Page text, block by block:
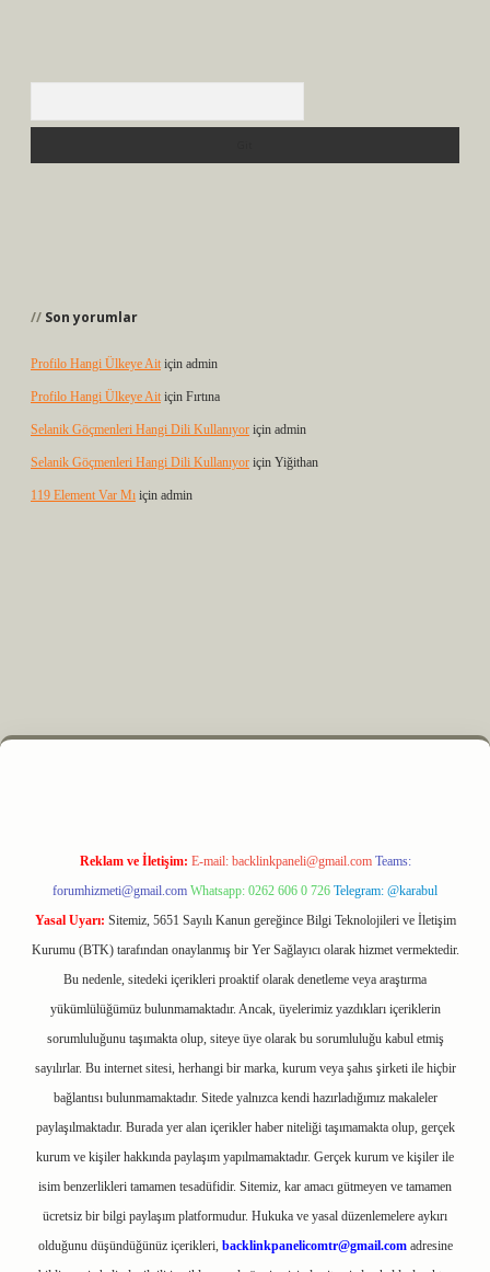
Son yorumlar
Profilo Hangi Ülkeye Ait için admin
Profilo Hangi Ülkeye Ait için Fırtına
Selanik Göçmenleri Hangi Dili Kullanıyor için admin
Selanik Göçmenleri Hangi Dili Kullanıyor için Yiğithan
119 Element Var Mı için admin
elexbet
Reklam ve İletişim: E-mail: backlinkpaneli@gmail.com Teams:
forumhizmeti@gmail.com Whatsapp: 0262 606 0 726 Telegram: @karabul
Yasal Uyarı: Sitemiz, 5651 Sayılı Kanun gereğince Bilgi Teknolojileri ve İletişim
Kurumu (BTK) tarafından onaylanmış bir Yer Sağlayıcı olarak hizmet vermektedir.
Bu nedenle, sitedeki içerikleri proaktif olarak denetleme veya araştırma
yükümlülüğümüz bulunmamaktadır. Ancak, üyelerimiz yazdıkları içeriklerin
sorumluluğunu taşımakta olup, siteye üye olarak bu sorumluluğu kabul etmiş
sayılırlar. Bu internet sitesi, herhangi bir marka, kurum veya şahıs şirketi ile hiçbir
bağlantısı bulunmamaktadır. Sitede yalnızca kendi hazırladığımız makaleler
paylaşılmaktadır. Burada yer alan içerikler haber niteliği taşımamakta olup, gerçek
kurum ve kişiler hakkında paylaşım yapılmamaktadır. Gerçek kurum ve kişiler ile
isim benzerlikleri tamamen tesadüfidir. Sitemiz, kar amacı gütmeyen ve tamamen
ücretsiz bir bilgi paylaşım platformudur. Hukuka ve yasal düzenlemelere aykırı
olduğunu düşündüğünüz içerikleri, backlinkpanelicomtr@gmail.comadresine